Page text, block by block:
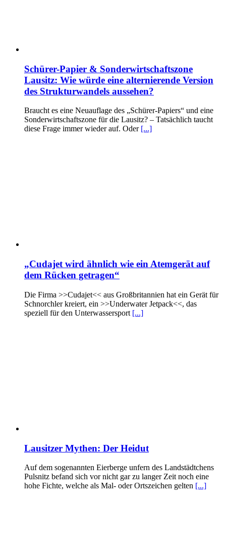
Schürer-Papier & Sonderwirtschaftszone
Lausitz: Wie würde eine alternierende Version
des Strukturwandels aussehen?
Braucht es eine Neuauflage des „Schürer-Papiers“ und eine
Sonderwirtschaftszone für die Lausitz? – Tatsächlich taucht
diese Frage immer wieder auf. Oder [...]
„Cudajet wird ähnlich wie ein Atemgerät auf
dem Rücken getragen“
Die Firma >>Cudajet<< aus Großbritannien hat ein Gerät für
Schnorchler kreiert, ein >>Underwater Jetpack<<, das
speziell für den Unterwassersport [...]
Lausitzer Mythen: Der Heidut
Auf dem sogenannten Eierberge unfern des Landstädtchens
Pulsnitz befand sich vor nicht gar zu langer Zeit noch eine
hohe Fichte, welche als Mal- oder Ortszeichen gelten [...]